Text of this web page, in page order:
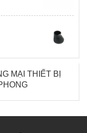
MẠI THIẾT BỊ